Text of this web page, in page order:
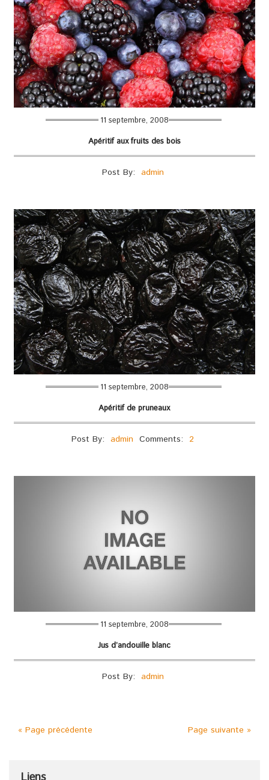
11 septembre, 2008
Apéritif aux fruits des bois
Post By: admin
11 septembre, 2008
Apéritif de pruneaux
Post By: admin Comments: 2
11 septembre, 2008
Jus d’andouille blanc
Post By: admin
« Page précédente Page suivante »